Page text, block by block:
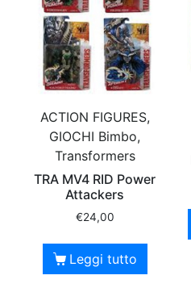
ACTION FIGURES,
GIOCHI Bimbo,
Transformers
TRA MV4 RID Power
Attackers
€24,00
Leggi tutto